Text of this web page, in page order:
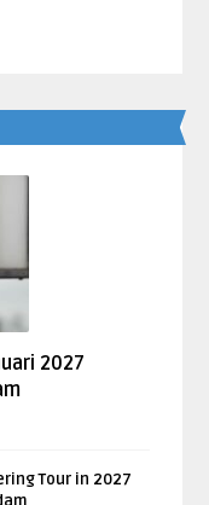
2027
Tour in 2027